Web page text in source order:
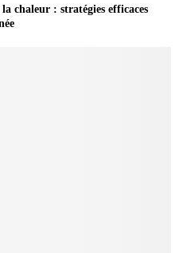
chaleur : stratégies efficaces